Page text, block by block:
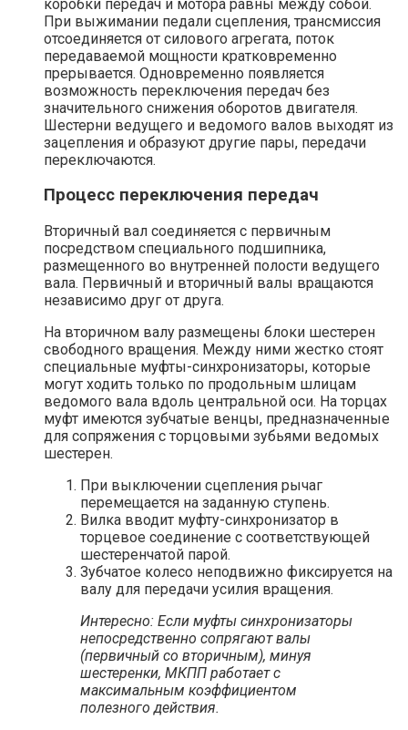
коробки передач и мотора равны между собой.
При выжимании педали сцепления, трансмиссия
отсоединяется от силового агрегата, поток
передаваемой мощности кратковременно
прерывается. Одновременно появляется
возможность переключения передач без
значительного снижения оборотов двигателя.
Шестерни ведущего и ведомого валов выходят из
зацепления и образуют другие пары, передачи
переключаются.
Процесс переключения передач
Вторичный вал соединяется с первичным
посредством специального подшипника,
размещенного во внутренней полости ведущего
вала. Первичный и вторичный валы вращаются
независимо друг от друга.
На вторичном валу размещены блоки шестерен
свободного вращения. Между ними жестко стоят
специальные муфты-синхронизаторы, которые
могут ходить только по продольным шлицам
ведомого вала вдоль центральной оси. На торцах
муфт имеются зубчатые венцы, предназначенные
для сопряжения с торцовыми зубьями ведомых
шестерен.
При выключении сцепления рычаг
перемещается на заданную ступень.
Вилка вводит муфту-синхронизатор в
торцевое соединение с соответствующей
шестеренчатой парой.
Зубчатое колесо неподвижно фиксируется на
валу для передачи усилия вращения.
Интересно: Если муфты синхронизаторы
непосредственно сопрягают валы
(первичный со вторичным), минуя
шестеренки, МКПП работает с
максимальным коэффициентом
полезного действия.